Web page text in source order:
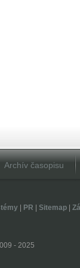
Archív časopisu
| PR Sitemap|
- 2025